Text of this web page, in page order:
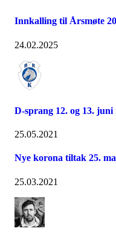
Innkalling til Årsmøte
24.02.2025
D-sprang 12. og 13.
25.05.2021
Nye korona tiltak 25.
25.03.2021